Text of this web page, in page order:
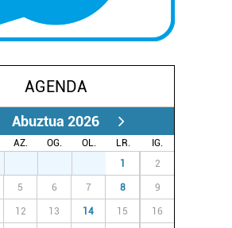
AGENDA
Abuztua 2026
AZ. OG. OL. LR.
IG.
1 2
5 6 7 8 9
12 13 14 15 16